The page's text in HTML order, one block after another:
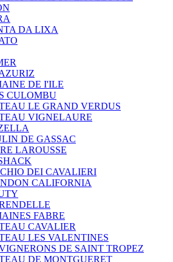
DA LIXA
DE I'ILE
CULOMBU
LE GRAND VERDUS
VIGNELAURE
DE GASSAC
LAROUSSE
DEI CAVALIERI
CALIFORNIA
FABRE
CAVALIER
LES VALENTINES
DE SAINT TROPEZ
DE MONTGUERET